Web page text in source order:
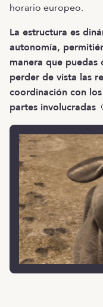
horario europeo.
La estructura es
autonomía,
manera que
perder de vista las
coordinación con
partes involucradas